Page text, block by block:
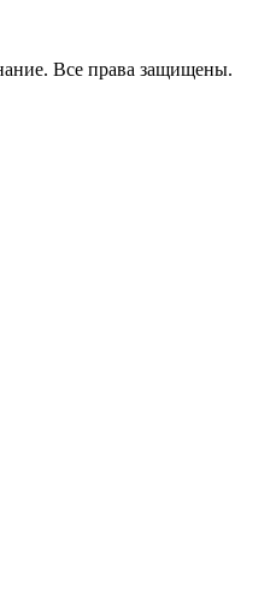
Все права защищены.